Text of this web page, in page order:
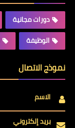
دورات مجانية
الوظيفة
نموذج الاتصال
الاسم
بريد إلكتروني